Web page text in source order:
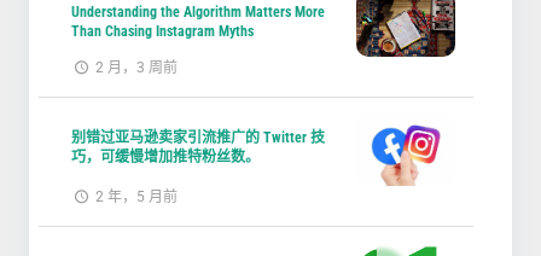
Understanding the Algorithm Matters More
Than Chasing Instagram Myths
2 月，3 周前
别错过亚马逊卖家引流推广的 Twitter 技
巧，可缓慢增加推特粉丝数。
2 年，5 月前